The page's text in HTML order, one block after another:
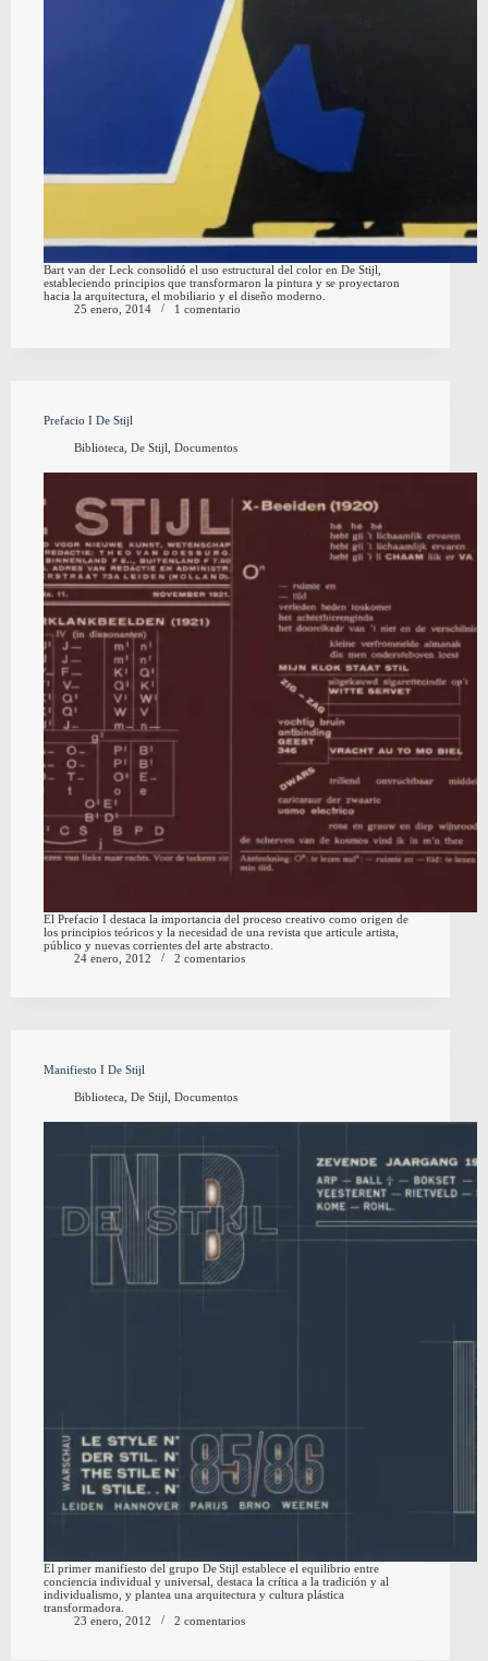
Bart van der Leck consolidó el uso estructural del color en De Stijl,
estableciendo principios que transformaron la pintura y se proyectaron
hacia la arquitectura, el mobiliario y el diseño moderno.
25 enero, 2014
1 comentario
Prefacio I De Stijl
Biblioteca, De Stijl Documentos
El Prefacio I destaca la importancia del proceso creativo como origen de
los principios teóricos y la necesidad de una revista que articule artista,
público y nuevas corrientes del arte abstracto.
24 enero, 2012
2 comentarios
Manifiesto I De Stijl
Biblioteca, De Stijl Documentos
El primer manifiesto del grupo De Stijl establece el equilibrio entre
conciencia individual y universal, destaca la crítica a la tradición y al
individualismo, y plantea una arquitectura y cultura plástica
transformadora.
23 enero, 2012
2 comentarios